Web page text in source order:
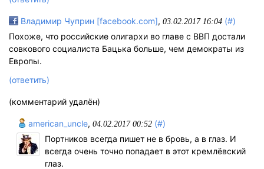
Владимир Чуприн [facebook.com], 03.02.2017 16:04 (#)
Похоже, что российские олигархи во главе с ВВП достали
совкового социалиста Бацька больше, чем демократы из
Европы.
(ответить)
(комментарий удалён)
american_uncle, 04.02.2017 00:52 (#)
Портников всегда пишет не в бровь, а в глаз. И
всегда очень точно попадает в этот кремлёвский
глаз.